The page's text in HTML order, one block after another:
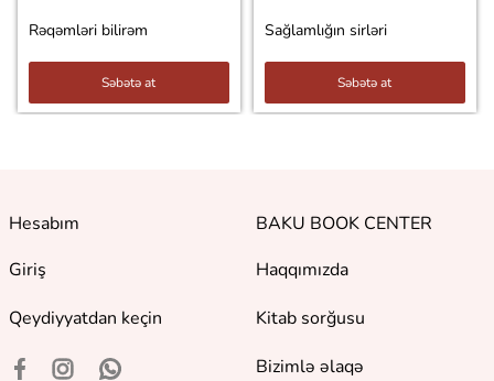
Rəqəmləri bilirəm
Səbətə at
Sağlamlığın sirləri
Səbətə at
Hesabım
Giriş
Qeydiyyatdan keçin
BAKU BOOK CENTER
Haqqımızda
Kitab sorğusu
Bizimlə əlaqə